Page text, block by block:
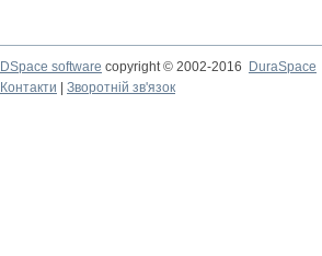
DSpace software copyright © 2002-2016
DuraSpace
Контакти
Зворотній зв'язок